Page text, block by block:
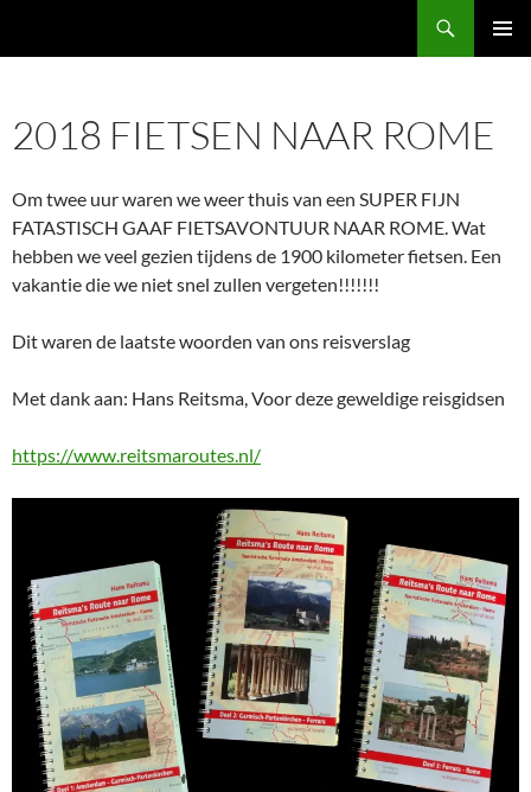
2018 FIETSEN NAAR ROME
Om twee uur waren we weer thuis van een SUPER FIJN
FATASTISCH GAAF FIETSAVONTUUR NAAR ROME. Wat
hebben we veel gezien tijdens de 1900 kilometer fietsen. Een
vakantie die we niet snel zullen vergeten!!!!!!!
Dit waren de laatste woorden van ons reisverslag
Met dank aan: Hans Reitsma, Voor deze geweldige reisgidsen
https://www.reitsmaroutes.nl/